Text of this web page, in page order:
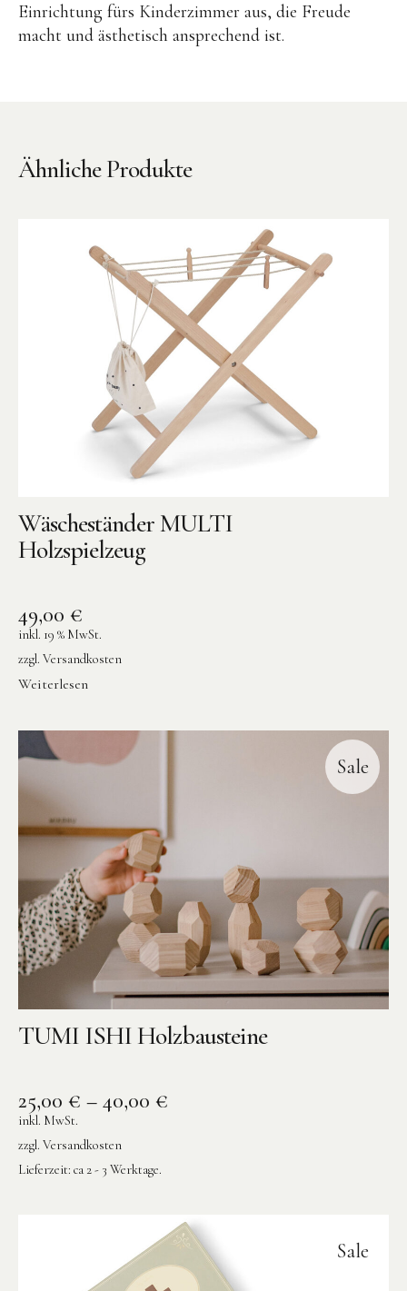
BENA | Holzbausteine
just dutch Kuscheltiere
OYOY living Spielzeug
Kraul Spielzeug
Wilesco Dampfmaschinen
Konges Sløjd Spielzeug
MIKANU Babyrasseln
Geschenke zur Geburt
Einrichtung fürs Kinderzimmer aus, die Freude
macht und ästhetisch ansprechend ist.
Ähnliche Produkte
Wäscheständer MULTI
Holzspielzeug
49,00 €
inkl. 19 % MwSt.
zzgl. Versandkosten
Weiterlesen
Sale
TUMI ISHI Holzbausteine
25,00 € – 40,00 €
inkl. MwSt.
zzgl. Versandkosten
Lieferzeit: ca 2 - 3 Werktage.
Sale